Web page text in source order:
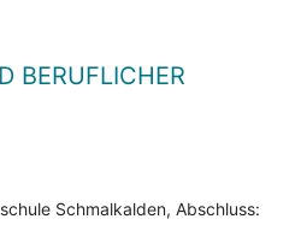
BERUFLICHER
Schmalkalden, Abschluss: